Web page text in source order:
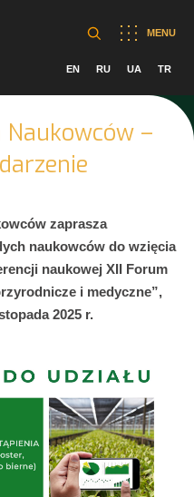
MENU
EN RU UA TR
Naukowców –
zaprasza
naukowców do wzięcia
naukowej XII Forum
i medyczne”,
2025 r.